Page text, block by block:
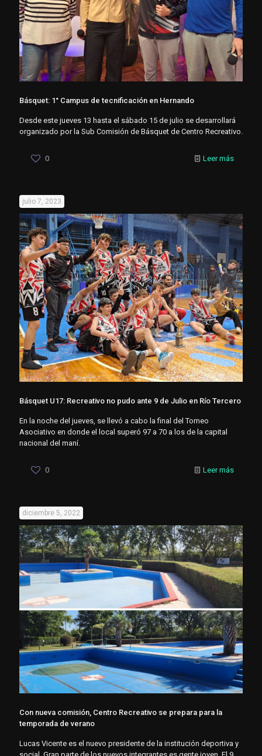
Básquet: 1° Campus de tecnificación en Hernando
Desde este jueves 13 hasta el sábado 15 de julio se desarrollará
organizado por la Sub Comisión de Básquet de Centro Recreativo.
0 Leer más
julio 7, 2023
Básquet U17: Recreativo no pudo ante 9 de Julio en Río Tercero
En la noche del jueves, se llevó a cabo la final del Torneo
Asociativo en donde el local superó 97 a 70 a los de la capital
nacional del maní.
0 Leer más
diciembre 5, 2022
Con nueva comisión, Centro Recreativo se prepara para la
temporada de verano
Lucas Vicente es el nuevo presidente de la institución deportiva y